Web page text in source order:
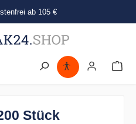
ab 105 €
Stück